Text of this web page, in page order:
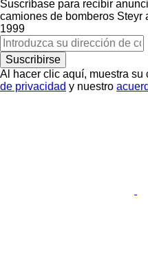
Suscríbase para recibir
camiones de bomberos Steyr
1999
Suscribirse
Al hacer clic aquí, muestra su
de privacidad y nuestro